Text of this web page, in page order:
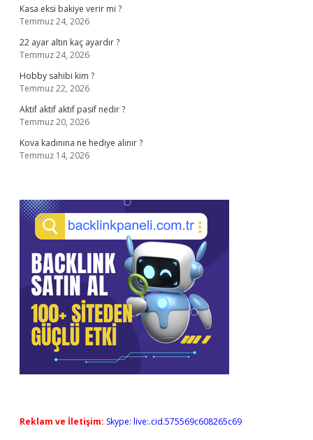
Kasa eksi bakiye verir mi ?
Temmuz 24, 2026
22 ayar altın kaç ayardır ?
Temmuz 24, 2026
Hobby sahibi kim ?
Temmuz 22, 2026
Aktif aktif aktif pasif nedir ?
Temmuz 20, 2026
Kova kadınına ne hediye alınır ?
Temmuz 14, 2026
Reklam ve İletişim: Skype: live:.cid.575569c608265c69